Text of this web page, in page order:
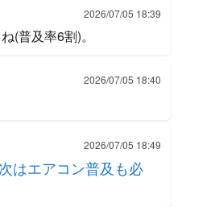
2026/07/05 18:39
(普及率6割)。
2026/07/05 18:40
2026/07/05 18:49
はエアコン普及も必